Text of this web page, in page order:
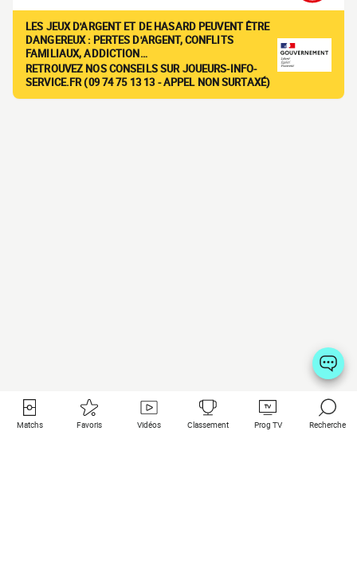
LES JEUX D'ARGENT ET DE HASARD PEUVENT ÊTRE
DANGEREUX : PERTES D'ARGENT, CONFLITS
FAMILIAUX, ADDICTION…
RETROUVEZ NOS CONSEILS SUR JOUEURS-INFO-
SERVICE.FR (09 74 75 13 13 - APPEL NON SURTAXÉ)
Matchs Favoris Vidéos Classement Prog TV Recherche